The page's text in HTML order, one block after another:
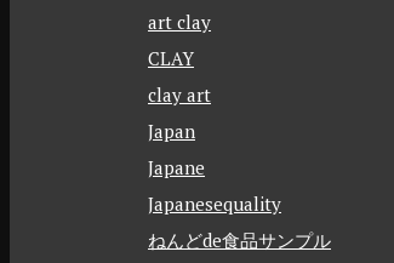
art clay
CLAY
clay art
Japan
Japane
Japanesequality
ねんどde食品サンプル